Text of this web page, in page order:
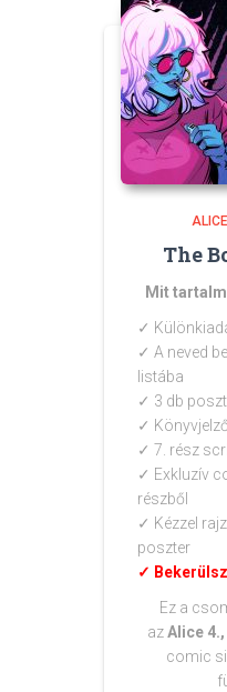
The
Mit
✓
✓ A neved
listába
✓ 3 db
✓ Könyvjelző
✓ 7. rész
✓ Exkluzív
részből
✓ Kézzel
poszter
✓
Ez a
azAlice
comic